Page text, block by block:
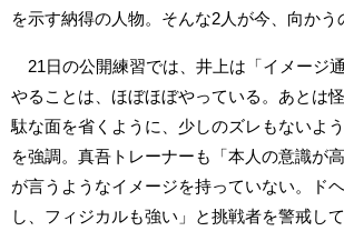
を示す納得の人物。そんな2人が今、向かう
21日の公開練習では、井上は「イメージ通
やることは、ほぼほぼやっている。あとは
駄な面を省くように、少しのズレもないよ
を強調。真吾トレーナーも「本人の意識が
が言うようなイメージを持っていない。ド
し、フィジカルも強い」と挑戦者を警戒して